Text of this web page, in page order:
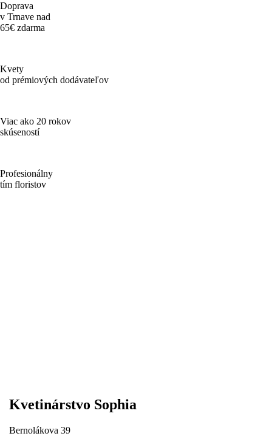
Doprava
v Trnave nad
65€ zdarma
Kvety
od prémiových dodávateľov
Viac ako 20 rokov
skúseností
Profesionálny
tím floristov
Kvetinárstvo Sophia
Bernolákova 39